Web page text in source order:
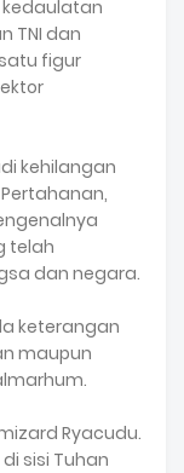
TNI dan
figur
kehilangan
telah
dan negara.
keterangan
maupun
Ryacudu.
sisi Tuhan